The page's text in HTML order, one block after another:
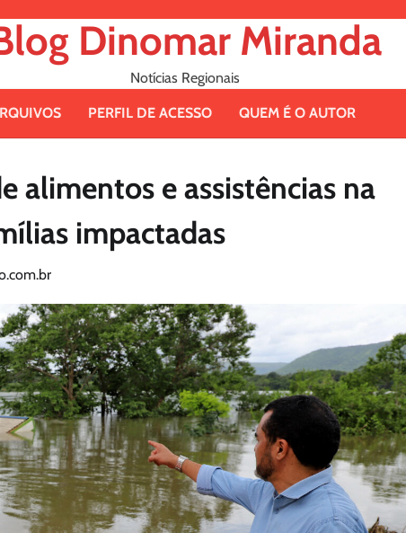
Dinomar Miranda
Notícias Regionais
PERFIL DE ACESSO QUEM É O AUTOR
alimentos e assistências na
impactadas